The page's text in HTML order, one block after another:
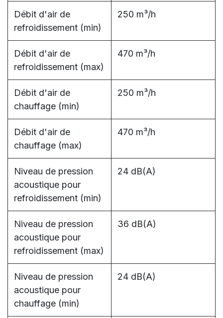
Débit d'air de
refroidissement (min)
250 m³/h
Débit d'air de
refroidissement (max)
470 m³/h
Débit d'air de
chauffage (min)
250 m³/h
Débit d'air de
chauffage (max)
470 m³/h
Niveau de pression
acoustique pour
refroidissement (min)
24 dB(A)
Niveau de pression
acoustique pour
refroidissement (max)
36 dB(A)
Niveau de pression
acoustique pour
chauffage (min)
24 dB(A)